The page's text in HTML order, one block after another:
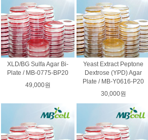
XLD/BG Sulfa Agar Bi-
Plate / MB-0775-BP20
49,000원
Yeast Extract Peptone
Dextrose (YPD) Agar
Plate / MB-Y0616-P20
30,000원